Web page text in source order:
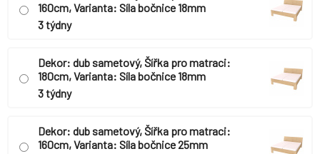
160cm, Varianta: Síla bočnice 18mm
3 týdny
Dekor: dub sametový, Šířka pro matraci:
180cm, Varianta: Síla bočnice 18mm
3 týdny
Dekor: dub sametový, Šířka pro matraci:
160cm, Varianta: Síla bočnice 25mm